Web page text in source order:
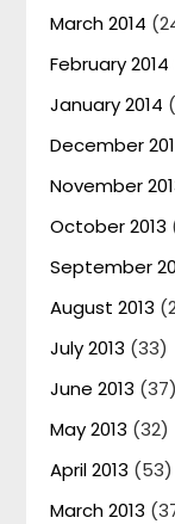
March 2014
February 2014
January 2014
December
November
October 2013
September
August 2013
July 2013 (33)
June 2013 (37)
May 2013 (32)
April 2013 (53)
March 2013